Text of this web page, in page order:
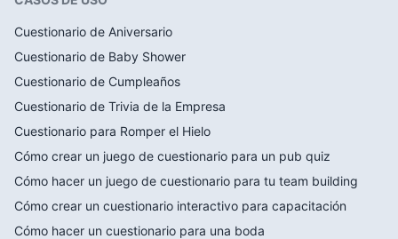
Cuestionario de Aniversario
Cuestionario de Baby Shower
Cuestionario de Cumpleaños
Cuestionario de Trivia de la Empresa
Cuestionario para Romper el Hielo
Cómo crear un juego de cuestionario para un pub quiz
Cómo hacer un juego de cuestionario para tu team building
Cómo crear un cuestionario interactivo para capacitación
Cómo hacer un cuestionario para una boda